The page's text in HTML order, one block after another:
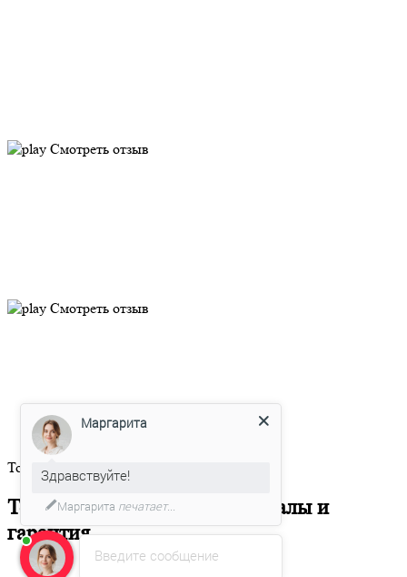
Смотреть отзыв
Смотреть отзыв
Только качественные
Толькокачественные
материалы и
гарантия
Введите сообщение
Здравствуйте!
Мы подготовили для Вас
специальное предложение!